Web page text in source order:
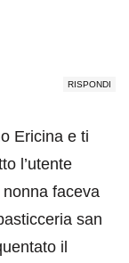
RISPONDI
Ericina e ti
l’utente
faceva
san
il